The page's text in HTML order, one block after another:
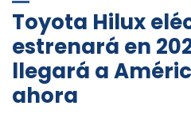
Toyota Hilux
estrenará en
llegará a
ahora